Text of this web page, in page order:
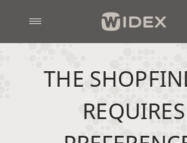
THE
REQUIRES